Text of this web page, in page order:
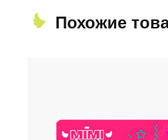
Похожие